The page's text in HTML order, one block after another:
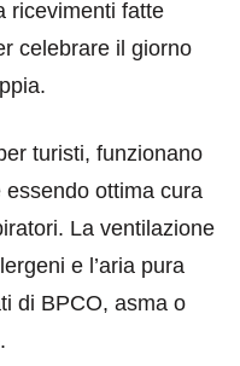
ricevimenti fatte
celebrare il giorno
turisti, funzionano
ottima cura
La ventilazione
e l’aria pura
di BPCO, asma o